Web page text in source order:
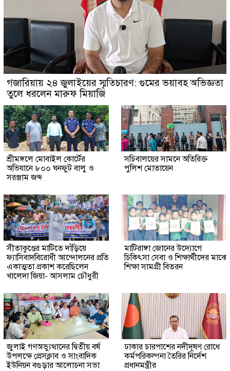
গজারিয়ায় ২৪ জুলাইয়ের স্মৃতিচারণ: গুমের ভয়াবহ অভিজ্ঞতা
তুলে ধরলেন মারুফ মিয়াজি
শ্রীমঙ্গলে মোবাইল কোর্টের
অভিযানে ৮০০ ঘনফুট বালু ও
সরঞ্জাম জব্দ
সচিবালয়ের সামনে অতিরিক্ত
পুলিশ মোতায়েন
সীতাকুণ্ডের মাটিতে দাঁড়িয়ে
ফ্যাসিবাদবিরোধী আন্দোলনের প্রতি
একাত্মতা প্রকাশ করেছিলেন
খালেদা জিয়া- আসলাম চৌধুরী
মাটিরাঙ্গা জোনের উদ্যোগে
চিকিৎসা সেবা ও শিক্ষার্থীদের মাঝে
শিক্ষা সামগ্রী বিতরন
জুলাই গণঅভ্যুত্থানের দ্বিতীয় বর্ষ
উপলক্ষে প্রেসক্লাব ও সাংবাদিক
ইউনিয়ন বগুড়ার আলোচনা সভা
ঢাকার চারপাশের নদীদূষণ রোধে
কর্মপরিকল্পনা তৈরির নির্দেশ
প্রধানমন্ত্রীর